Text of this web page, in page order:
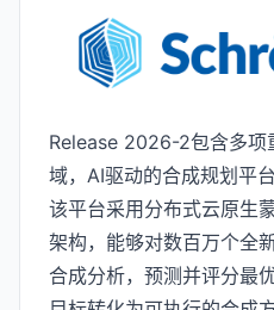
Release 2026-2包含多项
域，AI驱动的合成规划平
该平台采用分布式云原生
架构，能够对数百万个全
合成分析，预测并评分最